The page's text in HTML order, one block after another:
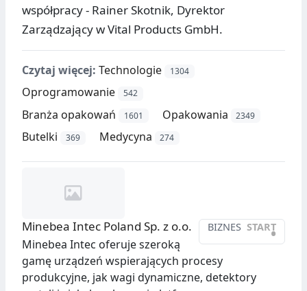
współpracy - Rainer Skotnik, Dyrektor
Zarządzający w Vital Products GmbH.
Czytaj więcej: Technologie 1304
Oprogramowanie 542
Branża opakowań 1601 Opakowania 2349
Butelki 369 Medycyna 274
BIZNES START
•
Minebea Intec Poland Sp. z o.o.
Minebea Intec oferuje szeroką
gamę urządzeń wspierających procesy
produkcyjne, jak wagi dynamiczne, detektory